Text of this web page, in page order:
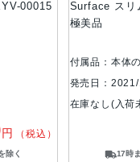
00015
円 （税込）
除く
Surface スリ
極美品
付属品：本体
発売日：
在庫なし(入荷
17時